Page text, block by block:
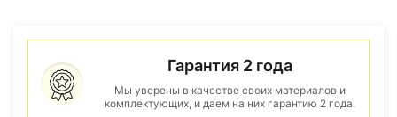
Гарантия 2 года
Мы уверены в качестве своих материалов и
комплектующих, и даем на них гарантию 2 года.